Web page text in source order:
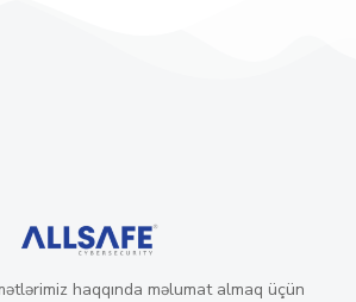
haqqında məlumat almaq üçün